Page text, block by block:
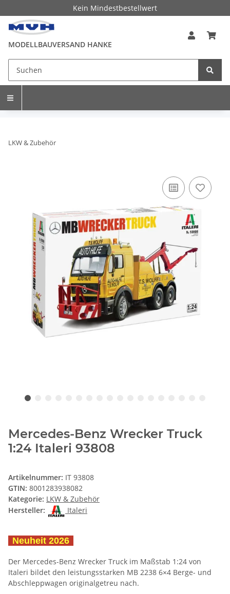
Kein Mindestbestellwert
MODELLBAUVERSAND HANKE
LKW & Zubehör
Mercedes-Benz Wrecker Truck
1:24 Italeri 93808
Artikelnummer: IT 93808
GTIN: 8001283938082
Kategorie: LKW & Zubehör
Hersteller:
Italeri
Neuheit 2026
Der Mercedes-Benz Wrecker Truck im Maßstab 1:24 von
Italeri bildet den leistungsstarken MB 2238 6×4 Berge- und
Abschleppwagen originalgetreu nach.